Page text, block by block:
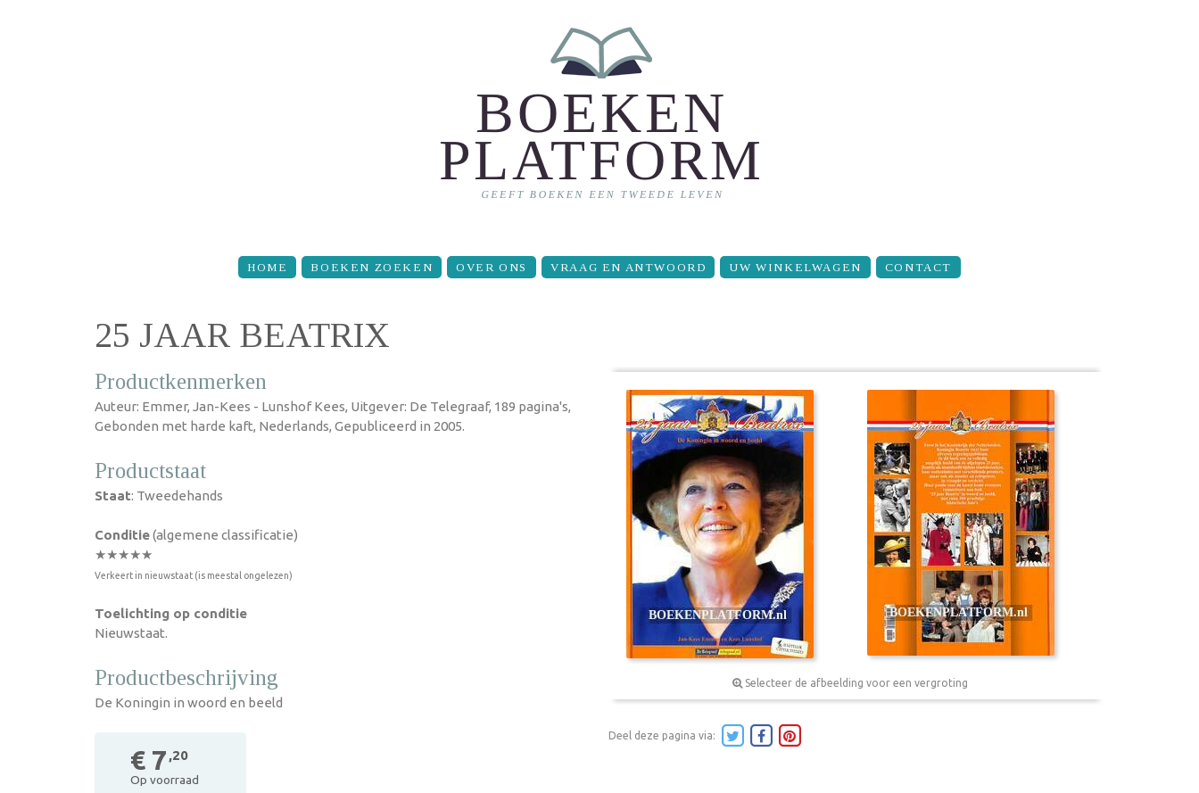
HOME BOEKEN ZOEKEN OVER ONS VRAAG EN ANTWOORD UW WINKELWAGEN CONTACT
25 JAAR BEATRIX
Productkenmerken
Auteur: Emmer, Jan-Kees - Lunshof Kees, Uitgever: De Telegraaf, 189 pagina's,
Gebonden met harde kaft, Nederlands, Gepubliceerd in 2005.
Productstaat
Staat: Tweedehands
Conditie(algemene classificatie)
★★★★★
Verkeert in nieuwstaat (is meestal ongelezen)
Toelichting op conditie
Nieuwstaat.
Productbeschrijving
De Koningin in woord en beeld
€ 7 ,20
Op voorraad
Selecteer de afbeelding voor een vergroting
Deel deze pagina via: